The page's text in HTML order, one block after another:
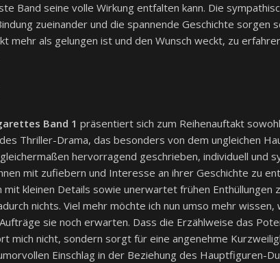
Band seine volle Wirkung entfalten kann. Die
zueinander und die spannende Geschichte sorgen
mehr als gelungen ist und den Wunsch weckt, zu
Band 1 präsentiert sich zum Reihenauftakt
Thriller-Drama, das besonders von dem ungleichen
hervorragend geschrieben, individuell und
mit zufiebern und Interesse an ihrer Geschichte zu
mit kleinen Details sowie unerwartet frühen Enthüllungen
nichts. Viel mehr möchte ich nun umso mehr
sie noch erwarten. Dass die Erzählweise das
mich nicht, sondern sorgt für eine angenehme
Einschlag in der Beziehung des Hauptfiguren-